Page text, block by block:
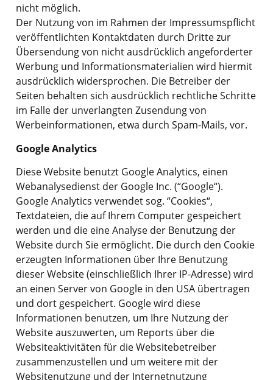
nicht möglich.
Der Nutzung von im Rahmen der Impressumspflicht
veröffentlichten Kontaktdaten durch Dritte zur
Übersendung von nicht ausdrücklich angeforderter
Werbung und Informationsmaterialien wird hiermit
ausdrücklich widersprochen. Die Betreiber der
Seiten behalten sich ausdrücklich rechtliche Schritte
im Falle der unverlangten Zusendung von
Werbeinformationen, etwa durch Spam-Mails, vor.
Google Analytics
Diese Website benutzt Google Analytics, einen
Webanalysedienst der Google Inc. (“Google“).
Google Analytics verwendet sog. “Cookies“,
Textdateien, die auf Ihrem Computer gespeichert
werden und die eine Analyse der Benutzung der
Website durch Sie ermöglicht. Die durch den Cookie
erzeugten Informationen über Ihre Benutzung
dieser Website (einschließlich Ihrer IP-Adresse) wird
an einen Server von Google in den USA übertragen
und dort gespeichert. Google wird diese
Informationen benutzen, um Ihre Nutzung der
Website auszuwerten, um Reports über die
Websiteaktivitäten für die Websitebetreiber
zusammenzustellen und um weitere mit der
Websitenutzung und der Internetnutzung